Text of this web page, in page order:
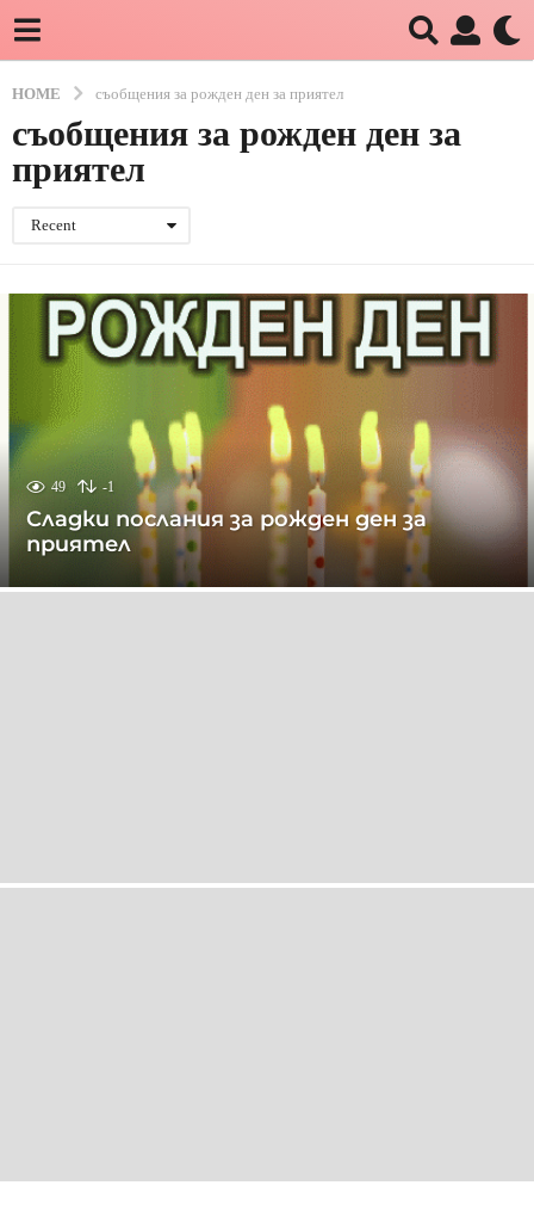
HOME съобщения за рожден ден за приятел
съобщения за рожден ден за
приятел
Recent
49 -1
Сладки послания за рожден ден за
приятел